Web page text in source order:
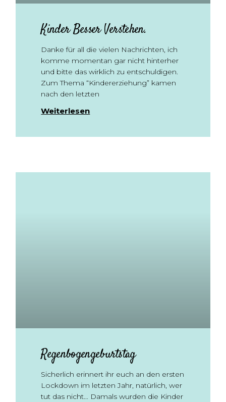
Kinder Besser Verstehen.
Danke für all die vielen Nachrichten, ich
komme momentan gar nicht hinterher
und bitte das wirklich zu entschuldigen.
Zum Thema “Kindererziehung” kamen
nach den letzten
Weiterlesen
Regenbogengeburtstag
Sicherlich erinnert ihr euch an den ersten
Lockdown im letzten Jahr, natürlich, wer
tut das nicht… Damals wurden die Kinder